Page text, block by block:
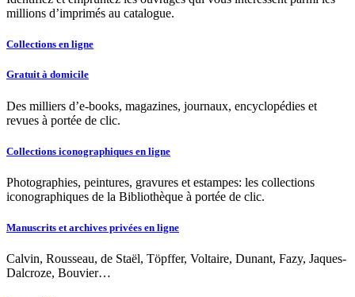
millions d’imprimés au catalogue.
Collections en ligne
Gratuit à domicile
Des milliers d’e-books, magazines, journaux, encyclopédies et
revues à portée de clic.
Collections iconographiques en ligne
Photographies, peintures, gravures et estampes: les collections
iconographiques de la Bibliothèque à portée de clic.
Manuscrits et archives privées en ligne
Calvin, Rousseau, de Staël, Töpffer, Voltaire, Dunant, Fazy, Jaques-
Dalcroze, Bouvier…